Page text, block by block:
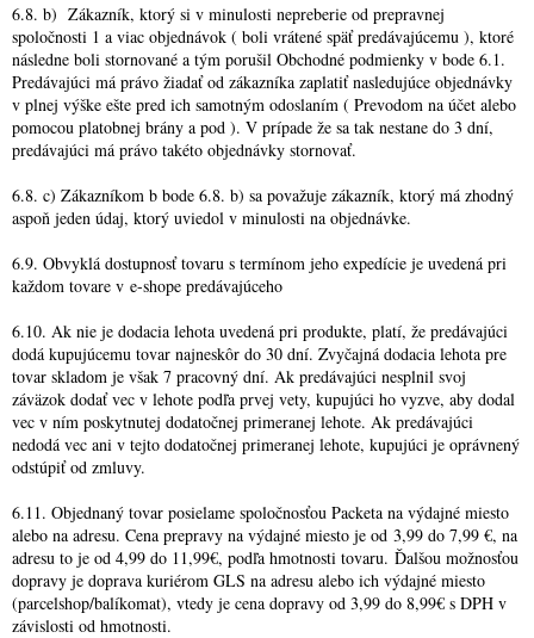
6.8. b) Zákazník, ktorý si v minulosti nepreberie od prepravnej
spoločnosti 1 a viac objednávok ( boli vrátené späť predávajúcemu ), ktoré
následne boli stornované a tým porušil Obchodné podmienky v bode 6.1.
Predávajúci má právo žiadať od zákazníka zaplatiť nasledujúce objednávky
v plnej výške ešte pred ich samotným odoslaním ( Prevodom na účet alebo
pomocou platobnej brány a pod ). V prípade že sa tak nestane do 3 dní,
predávajúci má právo takéto objednávky stornovať.
6.8. c) Zákazníkom b bode 6.8. b) sa považuje zákazník, ktorý má zhodný
aspoň jeden údaj, ktorý uviedol v minulosti na objednávke.
6.9. Obvyklá dostupnosť tovaru s termínom jeho expedície je uvedená pri
každom tovare v e-shope predávajúceho
6.10. Ak nie je dodacia lehota uvedená pri produkte, platí, že predávajúci
dodá kupujúcemu tovar najneskôr do 30 dní. Zvyčajná dodacia lehota pre
tovar skladom je však 7 pracovný dní. Ak predávajúci nesplnil svoj
záväzok dodať vec v lehote podľa prvej vety, kupujúci ho vyzve, aby dodal
vec v ním poskytnutej dodatočnej primeranej lehote. Ak predávajúci
nedodá vec ani v tejto dodatočnej primeranej lehote, kupujúci je oprávnený
odstúpiť od zmluvy.
6.11. Objednaný tovar posielame spoločnosťou Packeta na výdajné miesto
alebo na adresu. Cena prepravy na výdajné miesto je od 3,99 do 7,99 €, na
adresu to je od 4,99 do 11,99€, podľa hmotnosti tovaru. Ďalšou možnosťou
dopravy je doprava kuriérom GLS na adresu alebo ich výdajné miesto
(parcelshop/balíkomat), vtedy je cena dopravy od 3,99 do 8,99€ s DPH v
závislosti od hmotnosti.